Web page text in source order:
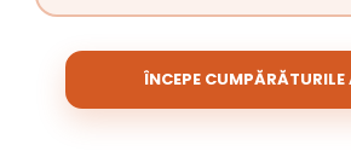
ÎNCEPE